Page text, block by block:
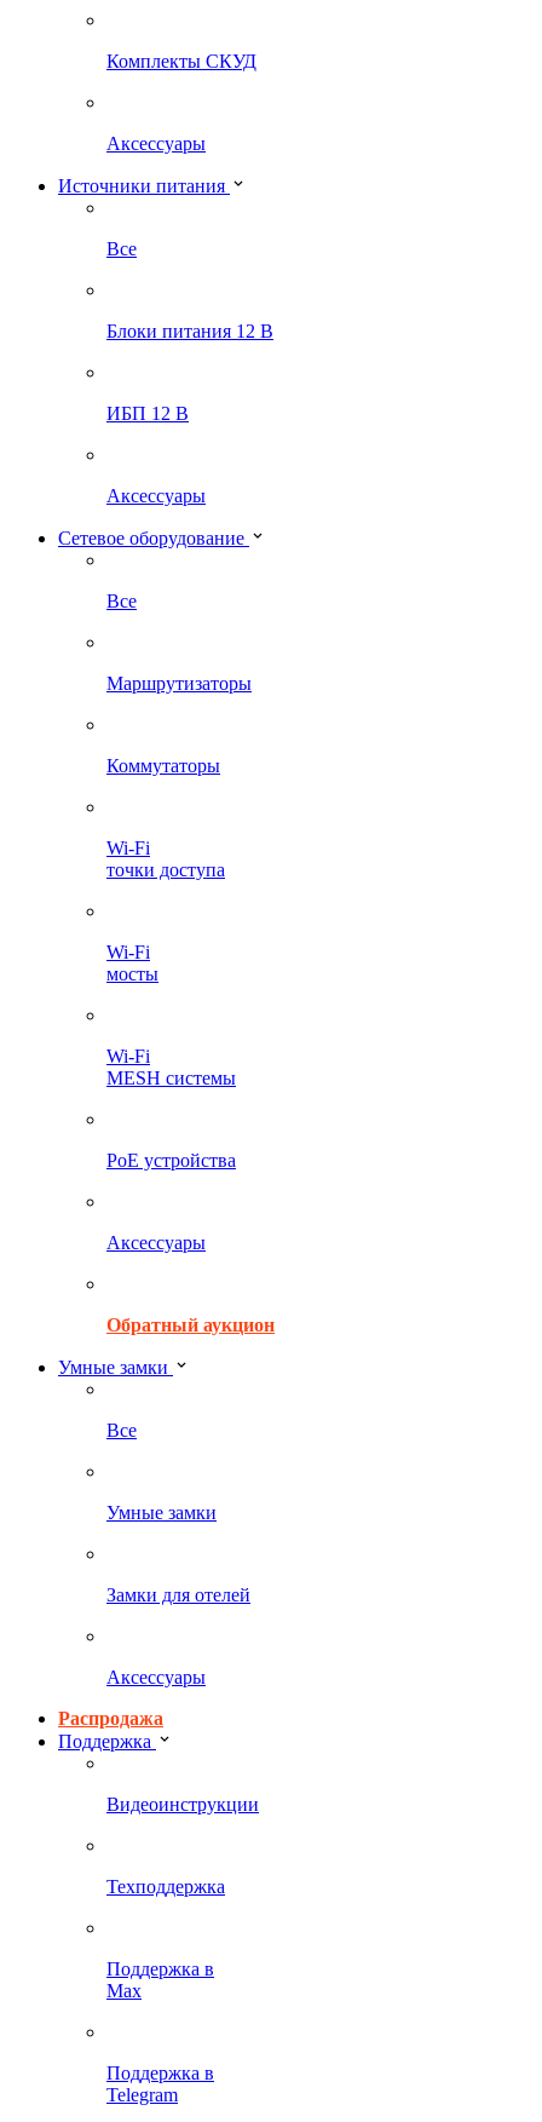
Комплекты СКУД
Аксессуары
Источники питания
Все
Блоки питания 12 В
ИБП 12 В
Аксессуары
Сетевое оборудование
Все
Маршрутизаторы
Коммутаторы
Wi-Fi
точки доступа
Wi-Fi
мосты
Wi-Fi
MESH системы
PoE устройства
Аксессуары
Обратный аукцион
Умные замки
Все
Умные замки
Замки для отелей
Аксессуары
Распродажа
Поддержка
Видеоинструкции
Техподдержка
Поддержка в
Max
Поддержка в
Telegram